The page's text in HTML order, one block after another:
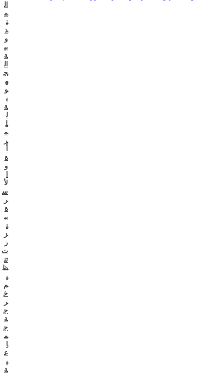
ال
م
ن
د
و
بي
ة
ال
ج
ه
و
ي
ة
ل
ل
م
ر
ة
و
لأ
س
ر
ة
بب
ن
ز
ر
ت
تن
ظ
ي
م
خ
ر
ج
ة
ج
م
ا
ع
ي
ة